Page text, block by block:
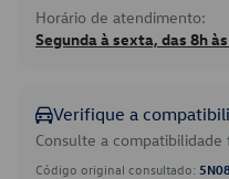
Horário de atendimento:
Segunda à sexta, das 8h
Verifique a
Consulte a
Código original consultado: